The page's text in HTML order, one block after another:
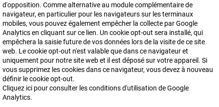
d'opposition. Comme alternative au module complémentaire de
navigateur, en particulier pour les navigateurs sur les terminaux
mobiles, vous pouvez également empêcher la collecte par Google
Analytics en cliquant sur ce lien. Un cookie opt-out sera installé, qui
empêchera la saisie future de vos données lors de la visite de ce site
web. Le cookie opt-out n'est valable que dans ce navigateur et
uniquement pour notre site web et il est déposé sur votre appareil. Si
vous supprimez les cookies dans ce navigateur, vous devez à nouveau
définir le cookie opt-out.
Cliquez ici pour consulter les conditions d'utilisation de Google
Analytics.